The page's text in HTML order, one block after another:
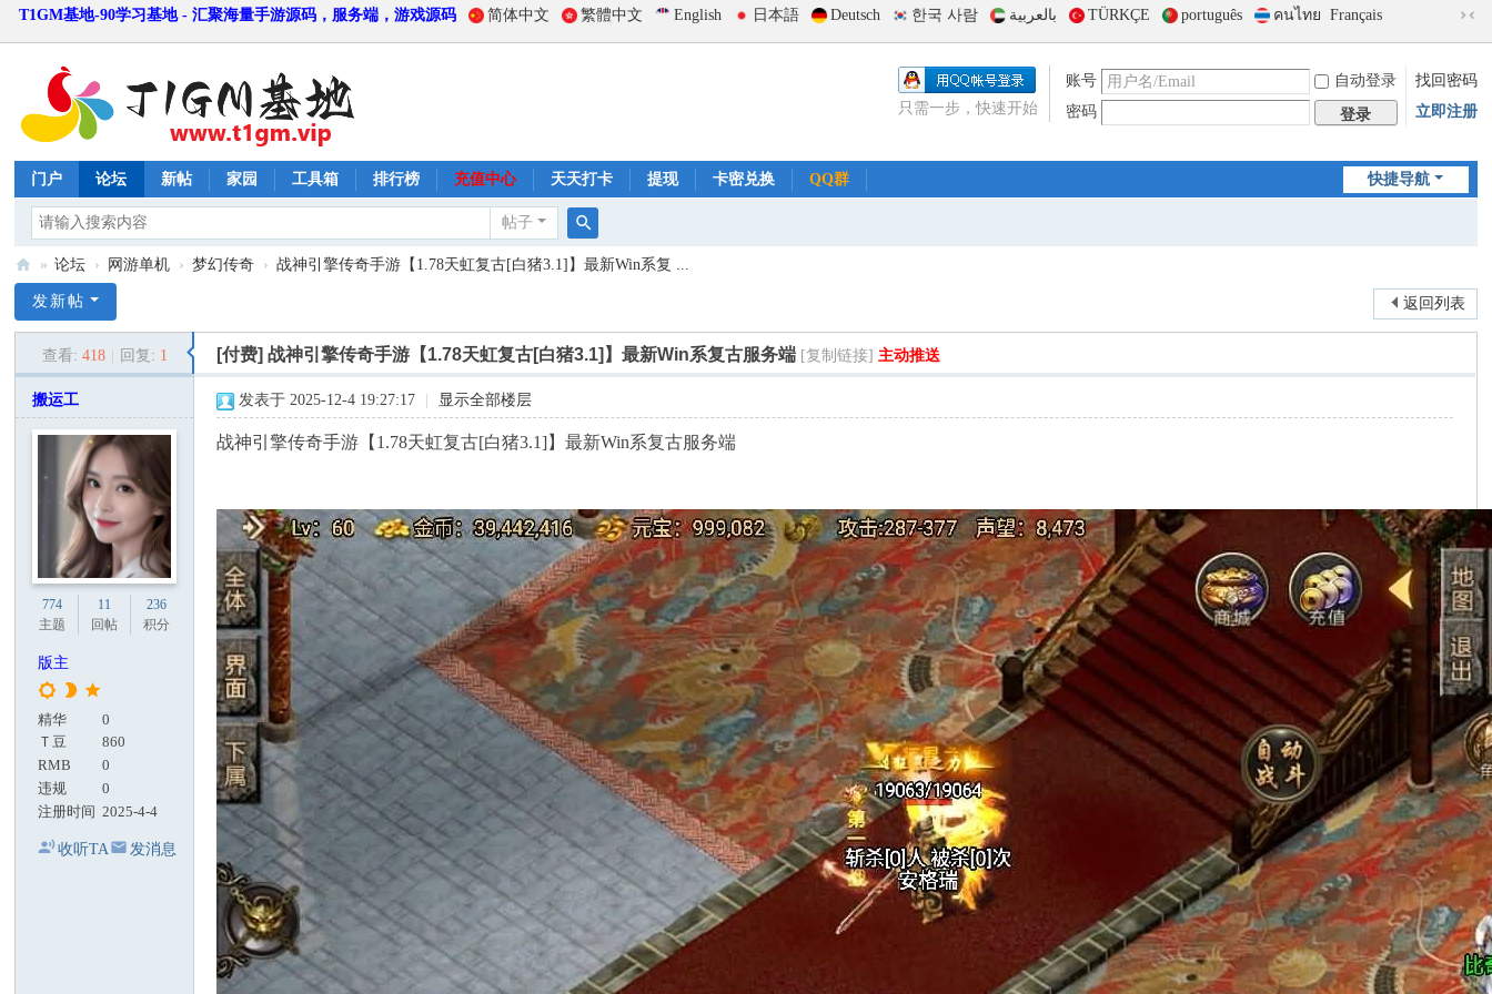
T1GM基地-90学习基地 - 汇聚海量手游源码，服务端，游戏源码 简体中文 繁體中文 English 日本語 Deutsch 한국 사람 بالعربية TÜRKÇE português คนไทย Français
到
版
账号 自动登录
找回密码
密码
登录 立即注册
只需一步，快速开始
快捷导航
门户 论坛 新帖 家园 工具箱 排行榜 充值中心 天天打卡 提现 卡密兑换 QQ群
帖子
搜
1
» 论坛 › 网游单机 › 梦幻传奇 › 战神引擎传奇手游【1.78天虹复古[白猪3.1]】最新Win系复 ...
返回列表
发新帖
查看: 418 回复: 1 [付费]战神引擎传奇手游【1.78天虹复古[白猪3.1]】最新Win系复古服务端 [复制链接] 主动推送
搬运工
774
主题
11
回帖
236
积分
版主
精华
0
Ｔ豆
860
RMB
0
违规
0
注册时间 2025-4-4
收听TA 发消息
发表于 2025-12-4 19:27:17 显示全部楼层
战神引擎传奇手游【1.78天虹复古[白猪3.1]】最新Win系复古服务端